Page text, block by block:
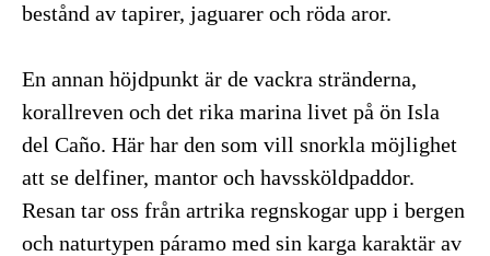
bestånd av tapirer, jaguarer och röda aror.
En annan höjdpunkt är de vackra stränderna,
korallreven och det rika marina livet på ön Isla
del Caño. Här har den som vill snorkla möjlighet
att se delfiner, mantor och havssköldpaddor.
Resan tar oss från artrika regnskogar upp i bergen
och naturtypen páramo med sin karga karaktär av